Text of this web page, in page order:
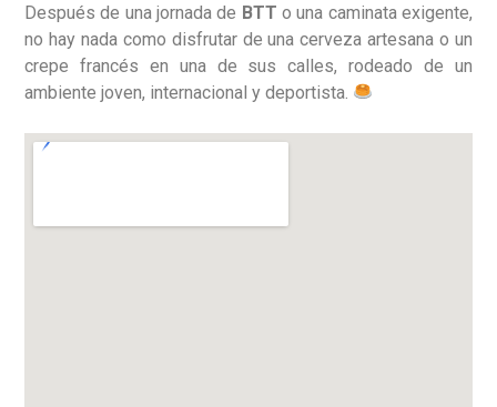
Después de una jornada de BTT o una caminata exigente,
no hay nada como disfrutar de una cerveza artesana o un
crepe francés en una de sus calles, rodeado de un
ambiente joven, internacional y deportista.